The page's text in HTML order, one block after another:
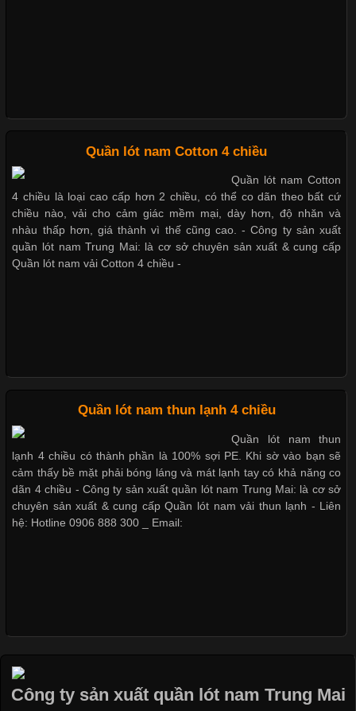
Chất Liệu Bamboo Xu Hướng Mới Trong Ngành Thời Trang
Cập nhật 2026-05-21 14:59:25
Trong những năm gần đây, vải Bamboo đang trở thành một
trong những chất liệu được yêu thích trong ngành thời trang
nhờ đặc tính mềm mại, thoáng khí và thân thiện với môi trường.
Không chỉ được ứng dụng trong quần áo thường ngày, loại vải
Cập nhật 2026-05-20 14:58:56
Vải thun là một trong những chất liệu được sử dụng rộng rãi
nhất trong ngành thời trang nhờ đặc tính co giãn, mềm mại và
thoải mái khi mặc. Từ áo thun, đồ thể thao cho đến đồ lót nam,
vải thun luôn đóng vai trò quan trọng trong quá trình sản xuất.
Hiện nay, nhu cầu tìm kiếm quần lót nam giá
Các Form Áo Thun Phổ Biến Hiện Nay Và Xu Hướng Trong
Ngành May Mặc Áo thun là một trong những trang phục quen
thuộc và được sử dụng phổ biến nhất hiện nay. Không chỉ đa
dạng về màu sắc hay chất liệu, áo thun còn có nhiều form dáng
Những mẩu quần lót nam thông dụng hiện nay
Bộ sưu tập quần lót nam Boxer TpHCM
Quần lót nam boxer thun lạnh
Quần lót nam Cotton 4 chiều
Quần lót nam Cotton
4 chiều là loại cao cấp hơn 2 chiều, có thể co dãn theo bất cứ
chiều nào, vải cho cảm giác mềm mại, dày hơn, độ nhăn và
nhàu thấp hơn, giá thành vì thế cũng cao. - Công ty sản xuất
quần lót nam Trung Mai: là cơ sở chuyên sản xuất & cung cấp
Quần lót nam vải Cotton 4 chiều -
Quần lót nam thun lạnh 4 chiều
Quần lót nam thun
lạnh 4 chiều có thành phần là 100% sợi PE. Khi sờ vào bạn sẽ
cảm thấy bề mặt phải bóng láng và mát lạnh tay có khả năng co
dãn 4 chiều - Công ty sản xuất quần lót nam Trung Mai: là cơ sở
chuyên sản xuất & cung cấp Quần lót nam vải thun lạnh - Liên
hệ: Hotline 0906 888 300 _ Email:
Công ty sản xuất quần lót nam Trung Mai